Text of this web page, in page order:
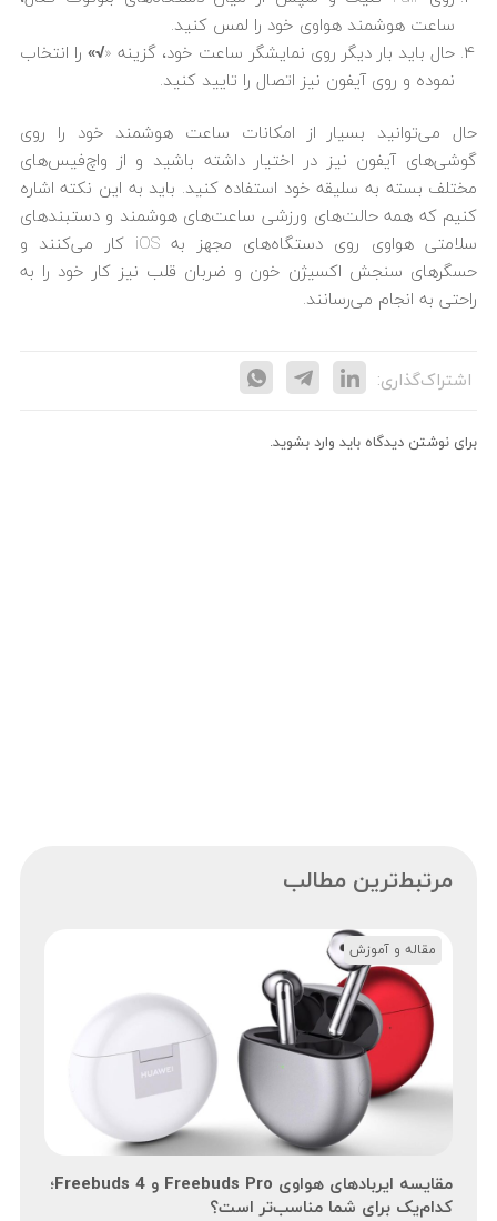
ساعت هوشمند هواوی خود را لمس کنید.
حال باید بار دیگر روی نمایشگر ساعت خود، گزینه «√»را انتخاب
نموده و روی آیفون نیز اتصال را تایید کنید.
حال می‌توانید بسیار از امکانات ساعت هوشمند خود را روی
گوشی‌های آیفون نیز در اختیار داشته باشید و از واچ‌فیس‌های
مختلف بسته به سلیقه خود استفاده کنید. باید به این نکته اشاره
کنیم که همه حالت‌های ورزشی ساعت‌های هوشمند و دستبندهای
سلامتی هواوی روی دستگاه‌های مجهز به iOS کار می‌کنند و
حسگرهای سنجش اکسیژن خون و ضربان قلب نیز کار خود را به
راحتی به انجام می‌رسانند.
اشتراک‌گذاری:
برای نوشتن دیدگاه باید وارد بشوید.
مرتبط‌ترین مطالب
مقایسه ایربادهای هواوی Freebuds Pro و Freebuds 4؛
کدام‌یک برای شما مناسب‌تر است؟
مقاله و آموزش